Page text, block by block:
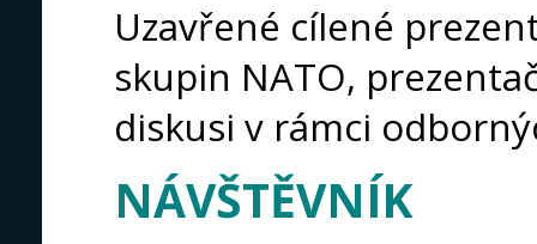
Uzavřené cílené
skupin NATO,
diskusi v rámci
NÁVŠTĚVNÍK